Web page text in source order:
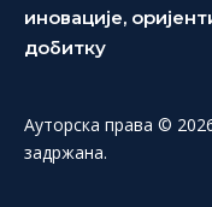
иновације,
добитку
Ауторска права ©
задржана.